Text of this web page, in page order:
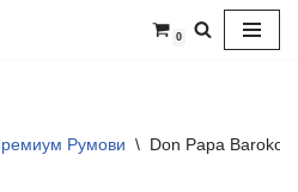
0
Румови \ Don Papa Baroko